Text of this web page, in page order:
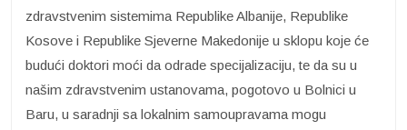
zdravstvenim sistemima Republike Albanije, Republike
Kosove i Republike Sjeverne Makedonije u sklopu koje će
budući doktori moći da odrade specijalizaciju, te da su u
našim zdravstvenim ustanovama, pogotovo u Bolnici u
Baru, u saradnji sa lokalnim samoupravama mogu